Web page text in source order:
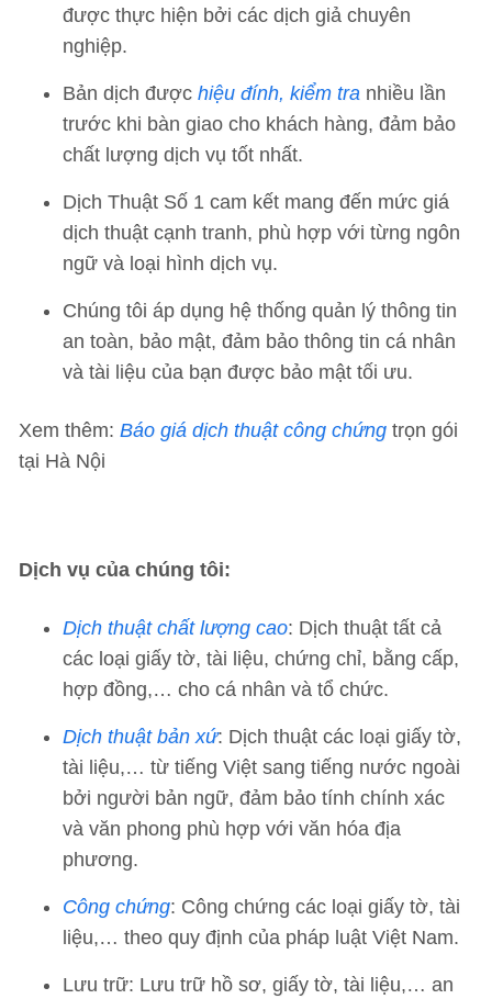
được thực hiện bởi các dịch giả chuyên
nghiệp.
Bản dịch được hiệu đính, kiểm tra nhiều lần
trước khi bàn giao cho khách hàng, đảm bảo
chất lượng dịch vụ tốt nhất.
Dịch Thuật Số 1 cam kết mang đến mức giá
dịch thuật cạnh tranh, phù hợp với từng ngôn
ngữ và loại hình dịch vụ.
Chúng tôi áp dụng hệ thống quản lý thông tin
an toàn, bảo mật, đảm bảo thông tin cá nhân
và tài liệu của bạn được bảo mật tối ưu.
Xem thêm: Báo giá dịch thuật công chứng trọn gói
tại Hà Nội
Dịch vụ của chúng tôi:
Dịch thuật chất lượng cao: Dịch thuật tất cả
các loại giấy tờ, tài liệu, chứng chỉ, bằng cấp,
hợp đồng,… cho cá nhân và tổ chức.
Dịch thuật bản xứ: Dịch thuật các loại giấy tờ,
tài liệu,… từ tiếng Việt sang tiếng nước ngoài
bởi người bản ngữ, đảm bảo tính chính xác
và văn phong phù hợp với văn hóa địa
phương.
Công chứng: Công chứng các loại giấy tờ, tài
liệu,… theo quy định của pháp luật Việt Nam.
Lưu trữ: Lưu trữ hồ sơ, giấy tờ, tài liệu,… an